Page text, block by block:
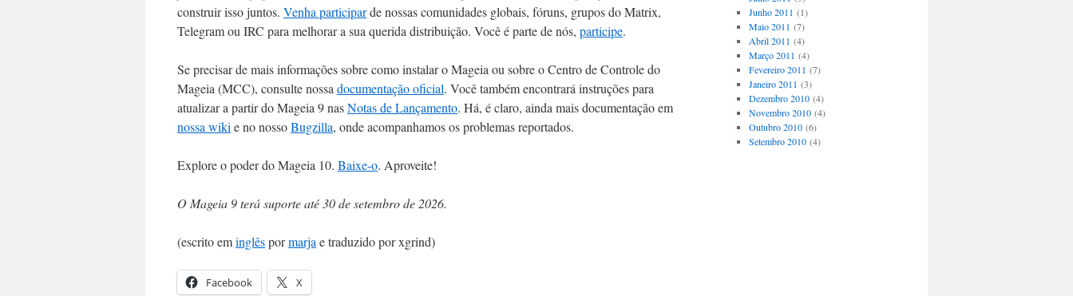
construir isso juntos. Venha participarde nossas comunidades globais, fóruns, grupos do Matrix,
Telegram ou IRC para melhorar a sua querida distribuição. Você é parte de nós, participe.
Se precisar de mais informações sobre como instalar o Mageia ou sobre o Centro de Controle do
Mageia (MCC), consulte nossadocumentação oficial. Você também encontrará instruções para
atualizar a partir do Mageia 9 nasNotas de Lançamento. Há, é claro, ainda mais documentação em
nossa wikie no nossoBugzilla, onde acompanhamos os problemas reportados.
Explore o poder do Mageia 10. Baixe-o. Aproveite!
O Mageia 9 terá suporte até 30 de setembro de 2026.
(escrito eminglêspormarjae traduzido por xgrind)
Facebook X
Junho 2011 (1)
Maio 2011 (7)
Abril 2011 (4)
Março 2011 (4)
Fevereiro 2011 (7)
Janeiro 2011 (3)
Dezembro 2010(4)
Novembro 2010(4)
Outubro 2010(6)
Setembro 2010(4)